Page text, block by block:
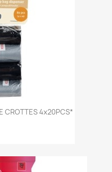
CROTTES 4x20PCS*